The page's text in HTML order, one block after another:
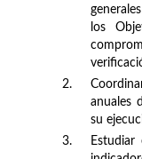
los
2.
anuales
su
3.